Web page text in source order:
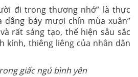
đi trong thương nhớ” là thực
dâng bảy mươi chín mùa xuân”
rất sáng tạo, thể hiện sâu sắc
kính, thiêng liêng của nhân dân
giấc ngủ bình yên